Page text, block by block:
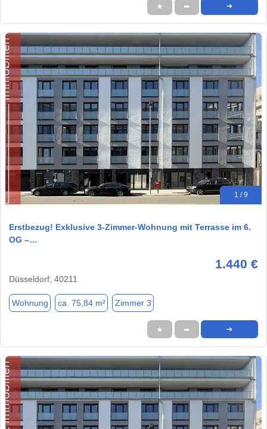
★ ➦ ➜
1 / 9
Erstbezug! Exklusive 3-Zimmer-Wohnung mit Terrasse im 6.
OG –…
1.440 €
Düsseldorf, 40211
Wohnung ca. 75,84 m² Zimmer 3
★ ➦ ➜